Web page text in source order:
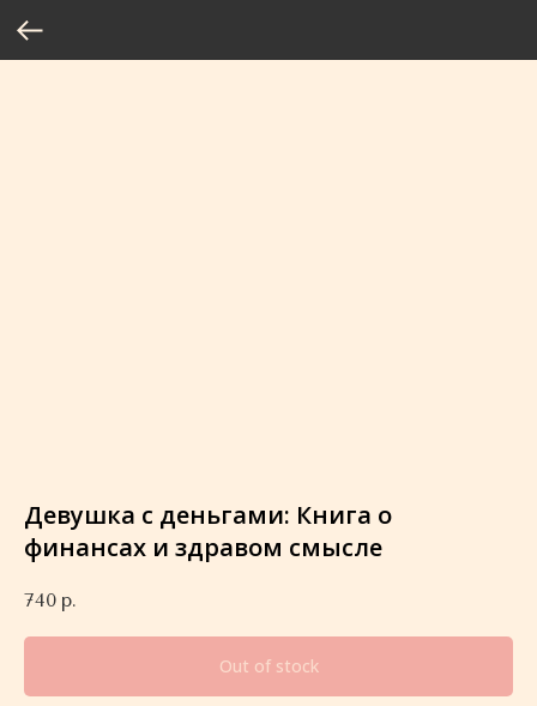
Девушка с деньгами: Книга о
финансах и здравом смысле
740 р.
Out of stock